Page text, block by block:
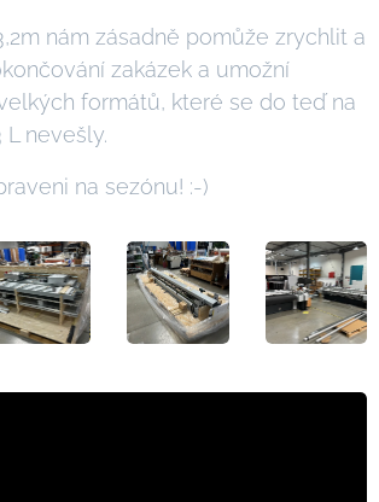
nám zásadně pomůže zrychlit a
zakázek a umožní
formátů, které se do teď na
L nevešly.
na sezónu! :-)